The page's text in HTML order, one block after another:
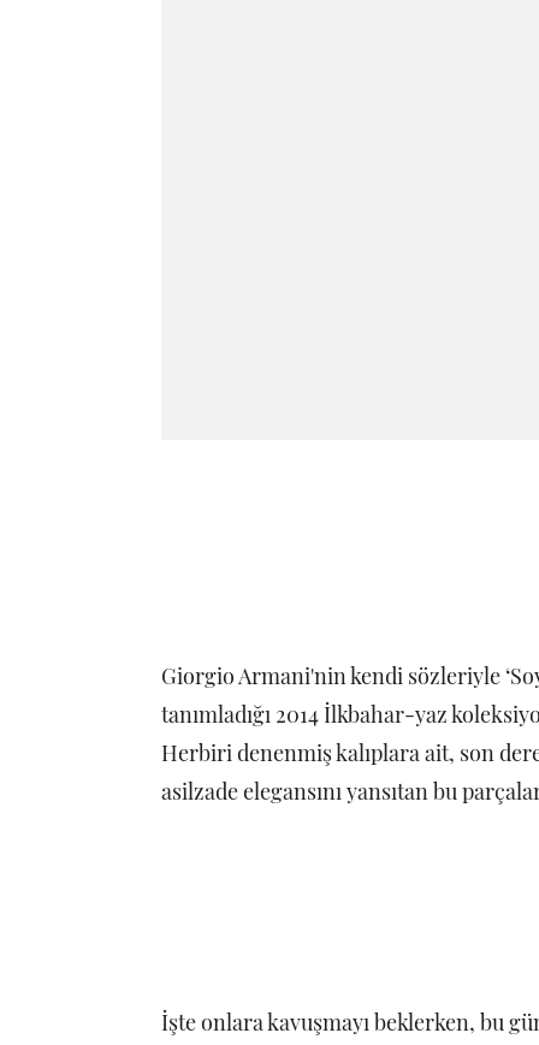
Giorgio Armani'nin kendi sözleriyle
tanımladığı 2014 İlkbahar-yaz
Herbiri denenmiş kalıplara ait, son
asilzade elegansını yansıtan bu
İşte onlara kavuşmayı beklerken, bu